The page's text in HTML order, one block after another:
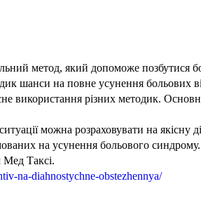
метод, який допоможе позбутися
шанси на повне усунення больових
використання різних методик.
можна розраховувати на якісну
на усунення больового
Мед Таксі.
na-diahnostychne-obstezhennya/